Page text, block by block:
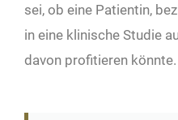
sei, ob eine Patientin,
in eine klinische Studie
davon profitieren könnte.